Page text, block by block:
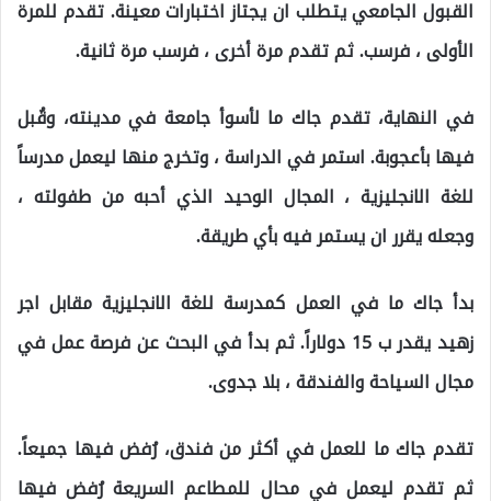
القبول الجامعي يتطلب ان يجتاز اختبارات معينة. تقدم للمرة
الأولى ، فرسب. ثم تقدم مرة أخرى ، فرسب مرة ثانية.
في النهاية، تقدم جاك ما لأسوأ جامعة في مدينته، وقُبل
فيها بأعجوبة. استمر في الدراسة ، وتخرج منها ليعمل مدرساً
للغة الانجليزية ، المجال الوحيد الذي أحبه من طفولته ،
وجعله يقرر ان يستمر فيه بأي طريقة.
بدأ جاك ما في العمل كمدرسة للغة الانجليزية مقابل اجر
زهيد يقدر ب 15 دولاراً. ثم بدأ في البحث عن فرصة عمل في
مجال السياحة والفندقة ، بلا جدوى.
تقدم جاك ما للعمل في أكثر من فندق، رُفض فيها جميعاً.
ثم تقدم ليعمل في محال للمطاعم السريعة رُفض فيها